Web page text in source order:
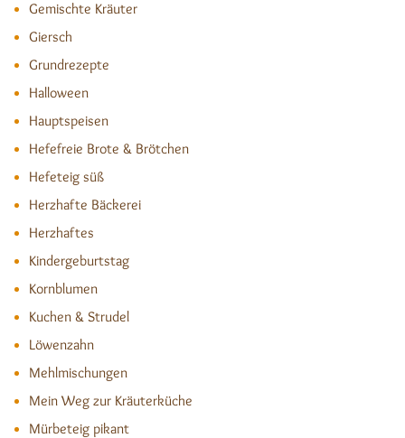
Gemischte Kräuter
Giersch
Grundrezepte
Halloween
Hauptspeisen
Hefefreie Brote & Brötchen
Hefeteig süß
Herzhafte Bäckerei
Herzhaftes
Kindergeburtstag
Kornblumen
Kuchen & Strudel
Löwenzahn
Mehlmischungen
Mein Weg zur Kräuterküche
Mürbeteig pikant